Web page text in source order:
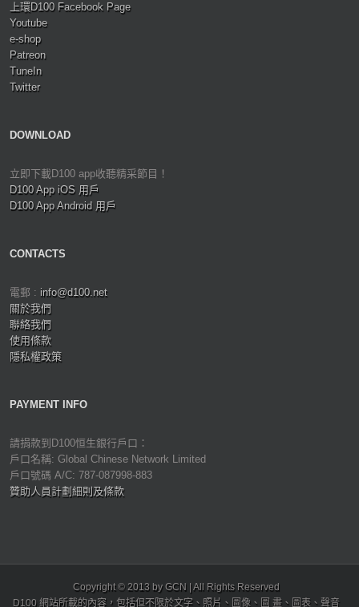
上環D100 Facebook Page
Youtube
e-shop
Patreon
TuneIn
Twitter
DOWNLOAD
立即下載D100 app收聽精采節目！
D100 App iOS 用戶
D100 App Android 用戶
CONTACTS
電郵 : info@d100.net
關於我們
聯絡我們
使用條款
隱私權政策
PAYMENT INFO
請捐款到D100恒生銀行戶口：
戶口名稱: Global Chinese Network Limited
戶口號碼 A/C: 787-087998-883
贊助人員計劃細則及條款
Copyright © 2013 by GCN | All Rights Reserved
D100 網站所載的內容，包括但不限於文字、照片、圖像、圖 畫、圖表、聲音